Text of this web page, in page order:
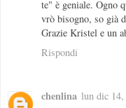
te" è geniale. Ogno
vrò bisogno, so già
Grazie Kristel e un
Rispondi
chenlina lun dic